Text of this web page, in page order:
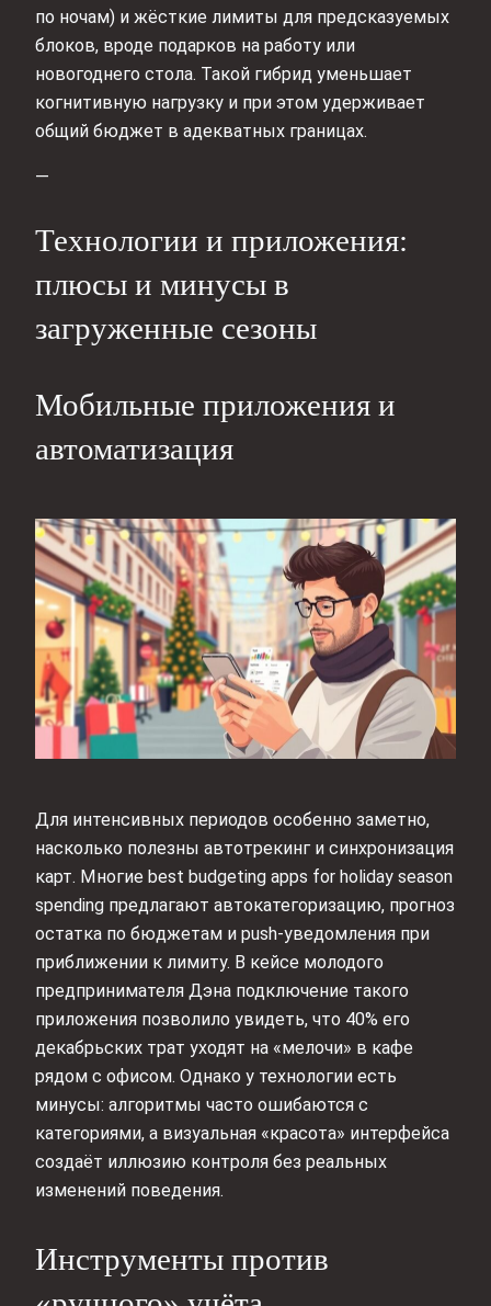
по ночам) и жёсткие лимиты для предсказуемых
блоков, вроде подарков на работу или
новогоднего стола. Такой гибрид уменьшает
когнитивную нагрузку и при этом удерживает
общий бюджет в адекватных границах.
—
Технологии и приложения:
плюсы и минусы в
загруженные сезоны
Мобильные приложения и
автоматизация
Для интенсивных периодов особенно заметно,
насколько полезны автотрекинг и синхронизация
карт. Многие best budgeting apps for holiday season
spending предлагают автокатегоризацию, прогноз
остатка по бюджетам и push‑уведомления при
приближении к лимиту. В кейсе молодого
предпринимателя Дэна подключение такого
приложения позволило увидеть, что 40% его
декабрьских трат уходят на «мелочи» в кафе
рядом с офисом. Однако у технологии есть
минусы: алгоритмы часто ошибаются с
категориями, а визуальная «красота» интерфейса
создаёт иллюзию контроля без реальных
изменений поведения.
Инструменты против